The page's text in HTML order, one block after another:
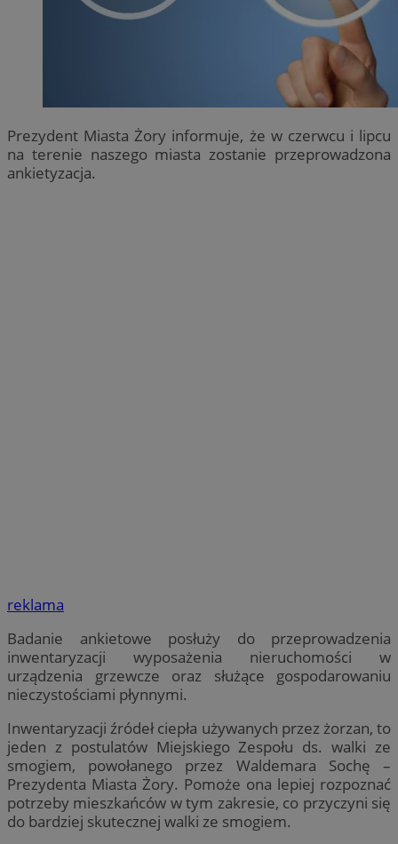
Prezydent Miasta Żory informuje, że w czerwcu i lipcu
na terenie naszego miasta zostanie przeprowadzona
ankietyzacja.
reklama
Badanie ankietowe posłuży do przeprowadzenia
inwentaryzacji wyposażenia nieruchomości w
urządzenia grzewcze oraz służące gospodarowaniu
nieczystościami płynnymi.
Inwentaryzacji źródeł ciepła używanych przez żorzan, to
jeden z postulatów Miejskiego Zespołu ds. walki ze
smogiem, powołanego przez Waldemara Sochę –
Prezydenta Miasta Żory. Pomoże ona lepiej rozpoznać
potrzeby mieszkańców w tym zakresie, co przyczyni się
do bardziej skutecznej walki ze smogiem.